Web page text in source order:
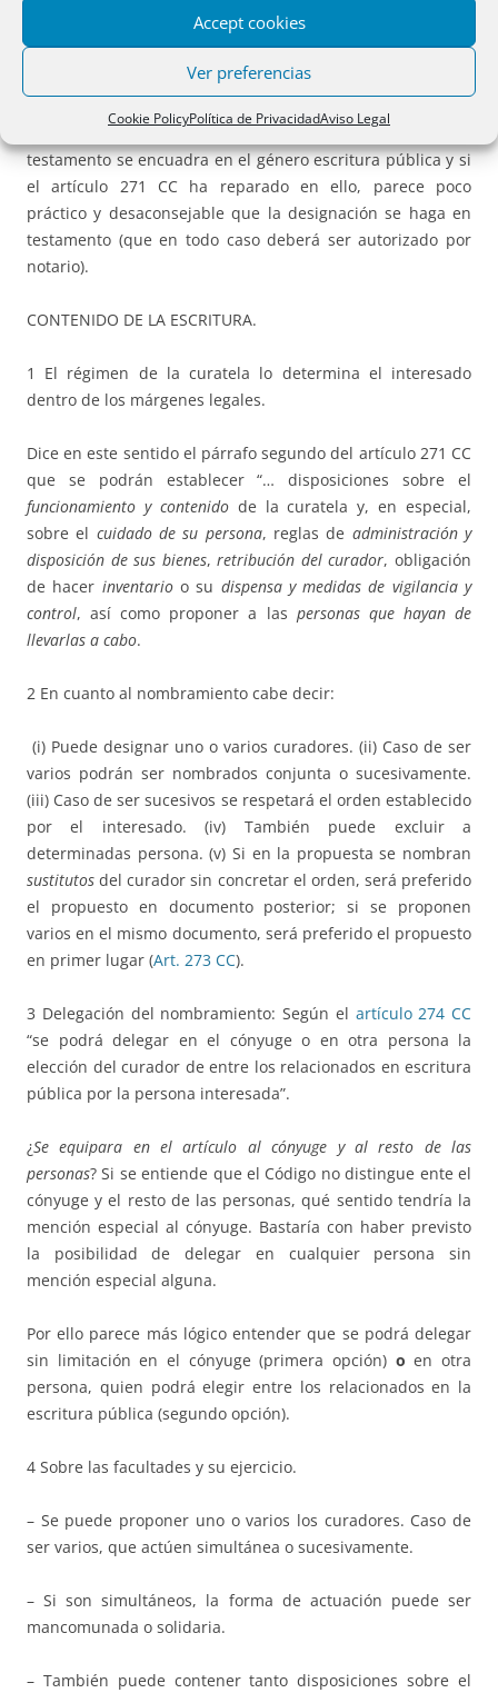
Accept cookies
Ver preferencias
Cookie PolicyPolítica de PrivacidadAviso Legal
1 La designación debe hacerse escritura pública (
CC).
propio testamento? Sin entrar a considerar ahora si el
testamento se encuadra en el género escritura pública y si
el artículo 271 CC ha reparado en ello, parece poco
práctico y desaconsejable que la designación se haga en
testamento (que en todo caso deberá ser autorizado por
notario).
CONTENIDO DE LA ESCRITURA.
1 El régimen de la curatela lo determina el interesado
dentro de los márgenes legales.
Dice en este sentido el párrafo segundo del artículo 271 CC
que se podrán establecer “… disposiciones sobre el
funcionamiento y contenidode la curatela y, en especial,
sobre el cuidado de su persona, reglas de administración y
disposición de sus bienes,retribución del curador, obligación
de hacer inventarioo su dispensa y medidas de vigilancia y
control, así como proponer a las personas que hayan de
llevarlas a cabo.
2 En cuanto al nombramiento cabe decir:
(i) Puede designar uno o varios curadores. (ii) Caso de ser
varios podrán ser nombrados conjunta o sucesivamente.
(iii) Caso de ser sucesivos se respetará el orden establecido
por el interesado. (iv) También puede excluir a
determinadas persona. (v) Si en la propuesta se nombran
sustitutos del curador sin concretar el orden, será preferido
el propuesto en documento posterior; si se proponen
varios en el mismo documento, será preferido el propuesto
en primer lugar (Art. 273 CC).
3 Delegación del nombramiento: Según el artículo 274 CC
“se podrá delegar en el cónyuge o en otra persona la
elección del curador de entre los relacionados en escritura
pública por la persona interesada”.
¿Se equipara en el artículo al cónyuge y al resto de las
personas? Si se entiende que el Código no distingue ente el
cónyuge y el resto de las personas, qué sentido tendría la
mención especial al cónyuge. Bastaría con haber previsto
la posibilidad de delegar en cualquier persona sin
mención especial alguna.
Por ello parece más lógico entender que se podrá delegar
sin limitación en el cónyuge (primera opción) o en otra
persona, quien podrá elegir entre los relacionados en la
escritura pública (segundo opción).
4 Sobre las facultades y su ejercicio.
– Se puede proponer uno o varios los curadores. Caso de
ser varios, que actúen simultánea o sucesivamente.
– Si son simultáneos, la forma de actuación puede ser
mancomunada o solidaria.
– También puede contener tanto disposiciones sobre el